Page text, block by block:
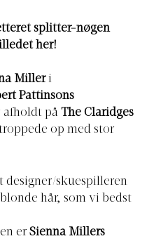
splitter-nøgen
her!
Milleri
Pattinsons
afholdt på The Claridges
op med stor
designer/skuespilleren
hår, som vi bedst
er Sienna Millers